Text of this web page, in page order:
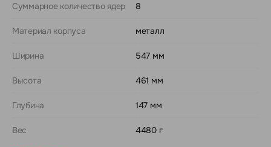
Суммарное количество ядер 8
Материал корпуса металл
Ширина 547 мм
Высота 461 мм
Глубина 147 мм
Вес 4480 г